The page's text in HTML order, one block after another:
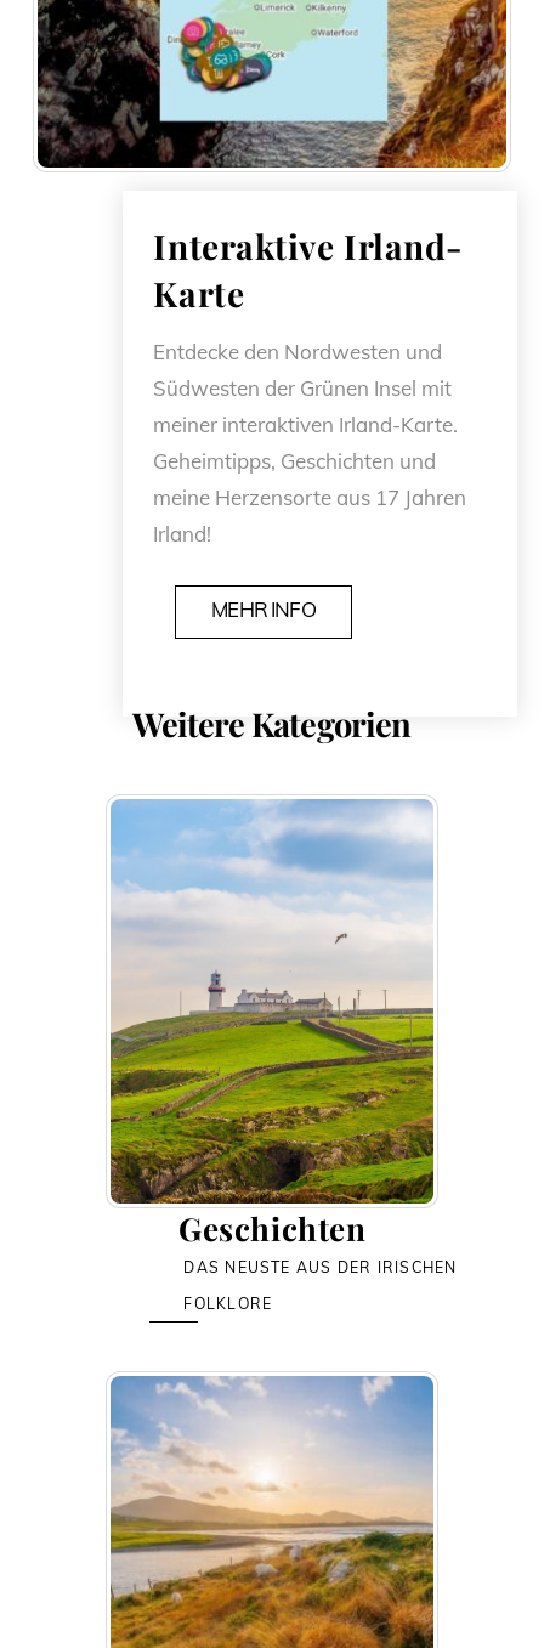
Interaktive Irland-
Karte
Entdecke den Nordwesten und
Südwesten der Grünen Insel mit
meiner interaktiven Irland-Karte.
Geheimtipps, Geschichten und
meine Herzensorte aus 17 Jahren
Irland!
MEHR INFO
Weitere Kategorien
Geschichten
DAS NEUSTE AUS DER IRISCHEN
FOLKLORE